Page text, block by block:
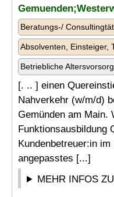
Beratungs-/
Absolventen, Einsteiger,
Betriebliche
[. .. ] einen
Nahverkehr (w/m/d)
Gemünden am Main.
Funktionsausbildung
Kundenbetreuer:in
angepasstes [...]
MEHR INFOS